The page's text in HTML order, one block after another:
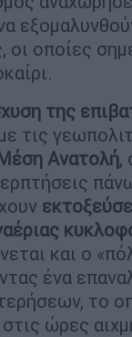
οι οποίες
της
τις
Ανατολή,
και ο
ένα
το
ώρες